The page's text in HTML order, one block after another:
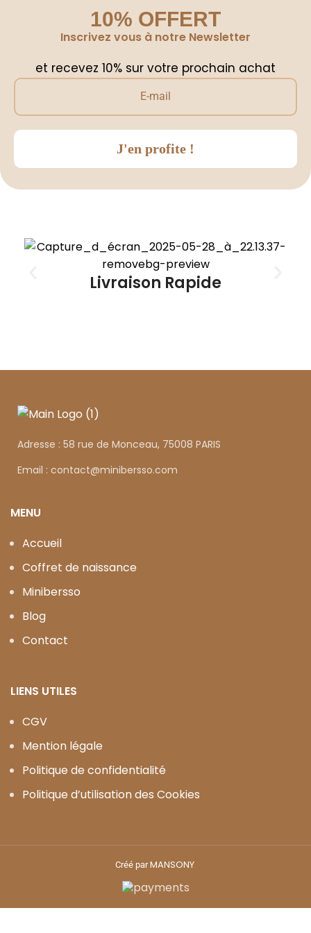
10% OFFERT
Inscrivez vous à notre Newsletter
et recevez 10% sur votre prochain achat
J'en profite !
Livraison Rapide
Adresse : 58 rue de Monceau, 75008 PARIS
Email : contact@minibersso.com
MENU
Accueil
Coffret de naissance
Minibersso
Blog
Contact
LIENS UTILES
CGV
Mention légale
Politique de confidentialité
Politique d’utilisation des Cookies
Créé parMANSONY